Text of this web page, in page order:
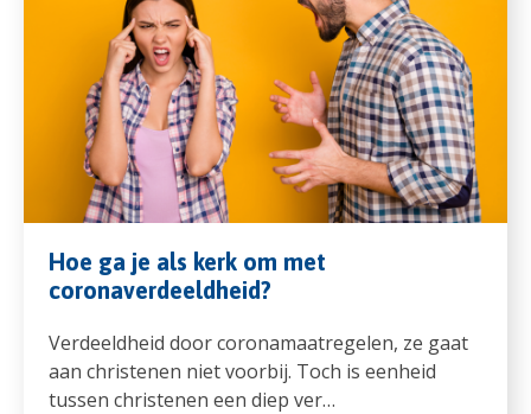
Hoe ga je als kerk om met
coronaverdeeldheid?
Verdeeldheid door coronamaatregelen, ze gaat
aan christenen niet voorbij. Toch is eenheid
tussen christenen een diep ver…